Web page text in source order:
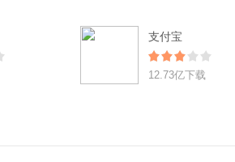
支付宝
12.73亿下载